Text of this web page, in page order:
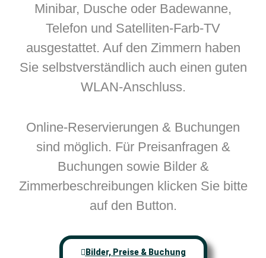
Minibar, Dusche oder Badewanne,
Telefon und Satelliten-Farb-TV
ausgestattet. Auf den Zimmern haben
Sie selbstverständlich auch einen guten
WLAN-Anschluss.
Online-Reservierungen & Buchungen
sind möglich. Für Preisanfragen &
Buchungen sowie Bilder &
Zimmerbeschreibungen klicken Sie bitte
auf den Button.
Bilder, Preise & Buchung